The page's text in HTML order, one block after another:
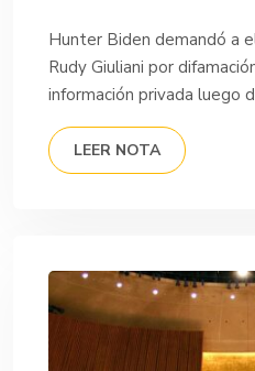
Hunter Biden demandó a
Rudy Giuliani por
información privada luego
LEER NOTA